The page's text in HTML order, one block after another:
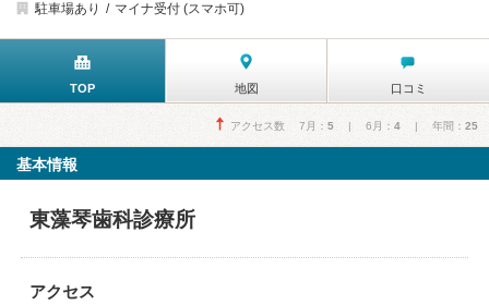
駐車場あり
マイナ受付 (スマホ可)
TOP 地図 口コミ
アクセス数 7月： 5 | 6月： 4 | 年間： 25
基本情報
東藻琴歯科診療所
アクセス